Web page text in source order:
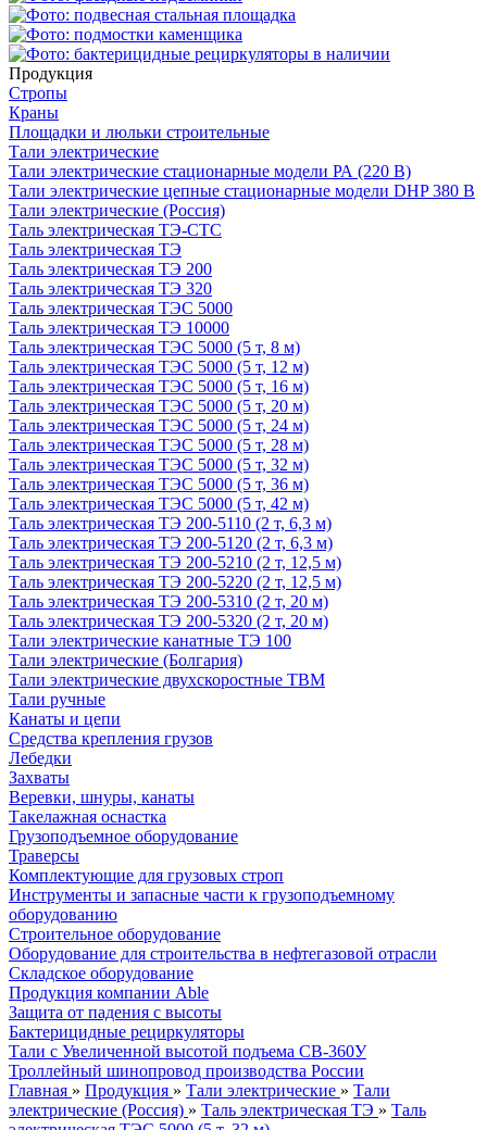
Продукция
Стропы
Краны
Площадки и люльки строительные
Тали электрические
Тали электрические стационарные модели РА (220 В)
Тали электрические цепные стационарные модели DHP 380 В
Тали электрические (Россия)
Таль электрическая ТЭ-СТС
Таль электрическая ТЭ
Таль электрическая ТЭ 200
Таль электрическая ТЭ 320
Таль электрическая ТЭC 5000
Таль электрическая ТЭ 10000
Таль электрическая ТЭС 5000 (5 т, 8 м)
Таль электрическая ТЭС 5000 (5 т, 12 м)
Таль электрическая ТЭС 5000 (5 т, 16 м)
Таль электрическая ТЭС 5000 (5 т, 20 м)
Таль электрическая ТЭС 5000 (5 т, 24 м)
Таль электрическая ТЭС 5000 (5 т, 28 м)
Таль электрическая ТЭС 5000 (5 т, 32 м)
Таль электрическая ТЭС 5000 (5 т, 36 м)
Таль электрическая ТЭС 5000 (5 т, 42 м)
Таль электрическая ТЭ 200-5110 (2 т, 6,3 м)
Таль электрическая ТЭ 200-5120 (2 т, 6,3 м)
Таль электрическая ТЭ 200-5210 (2 т, 12,5 м)
Таль электрическая ТЭ 200-5220 (2 т, 12,5 м)
Таль электрическая ТЭ 200-5310 (2 т, 20 м)
Таль электрическая ТЭ 200-5320 (2 т, 20 м)
Тали электрические канатные ТЭ 100
Тали электрические (Болгария)
Тали электрические двухскоростные TBM
Тали ручные
Канаты и цепи
Средства крепления грузов
Лебедки
Захваты
Веревки, шнуры, канаты
Такелажная оснастка
Грузоподъемное оборудование
Траверсы
Комплектующие для грузовых строп
Инструменты и запасные части к грузоподъемному
оборудованию
Строительное оборудование
Оборудование для строительства в нефтегазовой отрасли
Складское оборудование
Продукция компании Able
Защита от падения с высоты
Бактерицидные рециркуляторы
Тали с Увеличенной высотой подъема СВ-360У
Троллейный шинопровод производства России
Главная » Продукция » Тали электрические » Тали
электрические (Россия) » Таль электрическая ТЭ » Таль